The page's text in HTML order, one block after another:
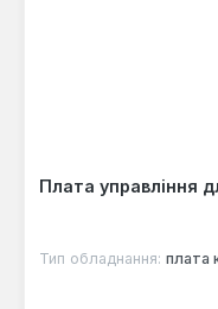
Плата управління
Тип обладнання: плата